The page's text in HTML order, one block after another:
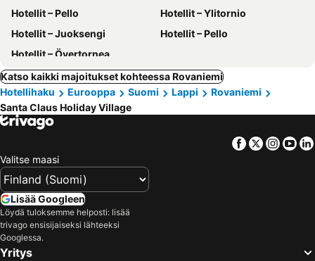
Hotellit – Pello
Hotellit – Ylitornio
Hotellit – Juoksengi
Hotellit – Pello
Hotellit – Övertornea
Katso kaikki majoitukset kohteessa Rovaniemi
Hotellihaku
Eurooppa Suomi Lappi
Rovaniemi
Santa Claus Holiday Village
Facebook
Twitter
Valitse maasi
Lisää Googleen
Löydä tuloksemme helposti: lisää
trivago ensisijaiseksi lähteeksi
Googlessa.
Yritys